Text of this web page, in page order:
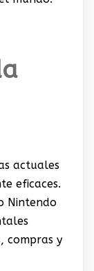
actuales
eficaces.
Nintendo
compras y